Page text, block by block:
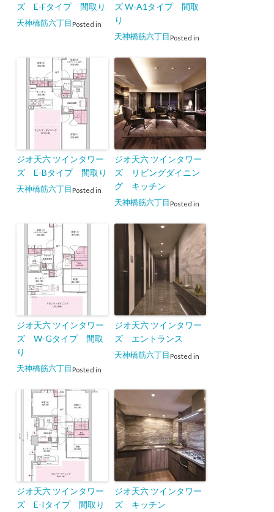
ズ E-Fタイプ 間取り
Posted in
天神橋筋六丁目
ズ W-A1タイプ 間取
り
Posted in
天神橋筋六丁目
ジオ天六 ツインタワー
ズ E-Bタイプ 間取り
Posted in
天神橋筋六丁目
ジオ天六 ツインタワー
ズ リビングダイニン
グ キッチン
Posted in
天神橋筋六丁目
ジオ天六 ツインタワー
ズ W-Gタイプ 間取
り
Posted in
天神橋筋六丁目
ジオ天六 ツインタワー
ズ エントランス
Posted in
天神橋筋六丁目
ジオ天六 ツインタワー
ズ E-Iタイプ 間取り
ジオ天六 ツインタワー
ズ キッチン